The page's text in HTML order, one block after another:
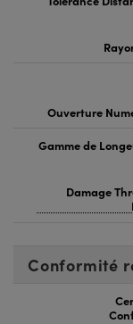
Ouverture
Gamme de
Damage
Conformité